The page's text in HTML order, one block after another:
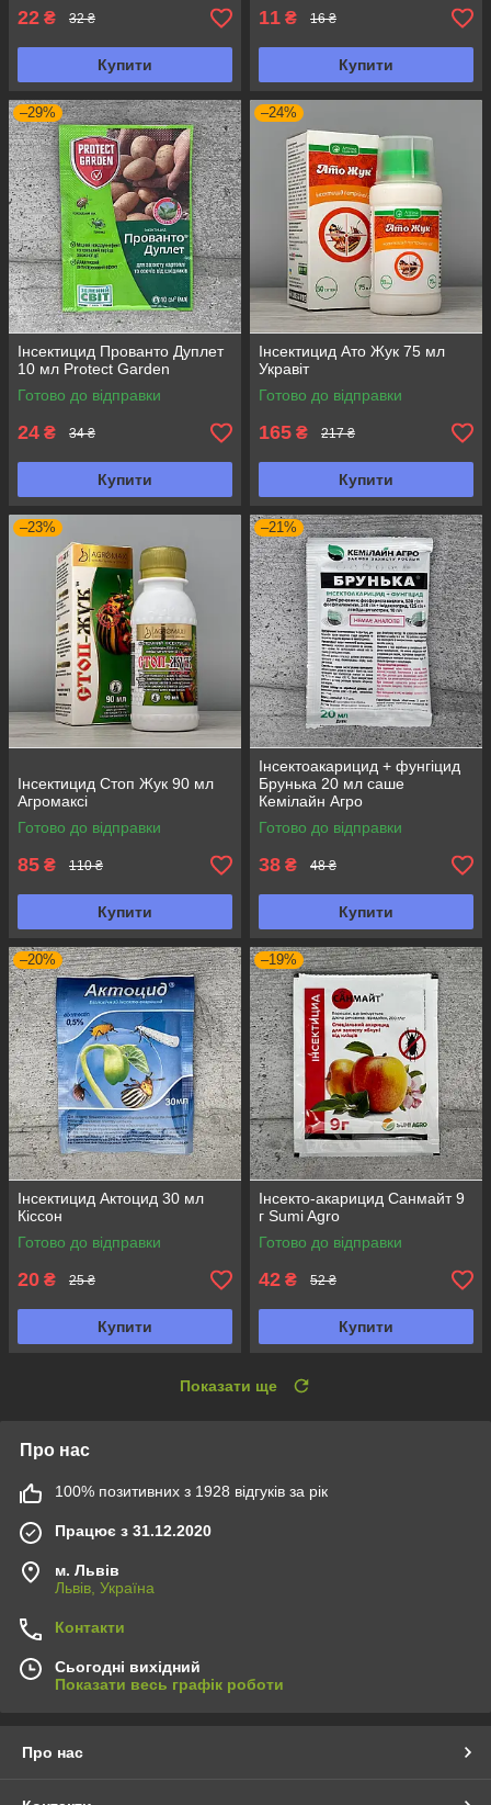
22 ₴ 32 ₴
Купити
11 ₴ 16 ₴
Купити
–29%
Інсектицид Прованто Дуплет
10 мл Protect Garden
Готово до відправки
24 ₴ 34 ₴
Купити
–24%
Інсектицид Ато Жук 75 мл
Укравіт
Готово до відправки
165 ₴ 217 ₴
Купити
–23%
Інсектицид Стоп Жук 90 мл
Агромаксі
Готово до відправки
85 ₴ 110 ₴
Купити
–21%
Інсектоакарицид + фунгіцид
Брунька 20 мл саше
Кемілайн Агро
Готово до відправки
38 ₴ 48 ₴
Купити
–20%
Інсектицид Актоцид 30 мл
Кіссон
Готово до відправки
20 ₴ 25 ₴
Купити
–19%
Інсекто-акарицид Санмайт 9
г Sumi Agro
Готово до відправки
42 ₴ 52 ₴
Купити
Показати ще
Про нас
100% позитивних з 1928 відгуків за рік
Працює з 31.12.2020
м. Львів
Львів, Україна
Контакти
Сьогодні вихідний
Показати весь графік роботи
Про нас